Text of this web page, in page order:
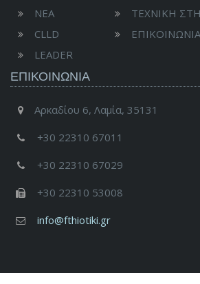
ΝΕΑ
CLLD
LEADER
ΤΕΧΝΙΚΗ
ΕΠΙΚΟΙΝΩΝΙΑ
ΕΠΙΚΟΙΝΩΝΊΑ
Αρκαδίου 6, Λαμία, 35131
+30 22310 67011
+30 22310 67029
+30 22310 53008
info@fthiotiki.gr